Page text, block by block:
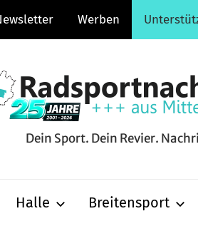
Werben
Dein Sport. Dein Revier.
Halle Breitensport